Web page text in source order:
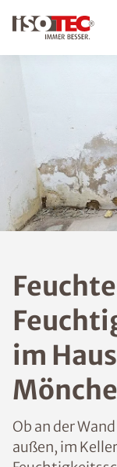
n im
Ob an der
außen, im